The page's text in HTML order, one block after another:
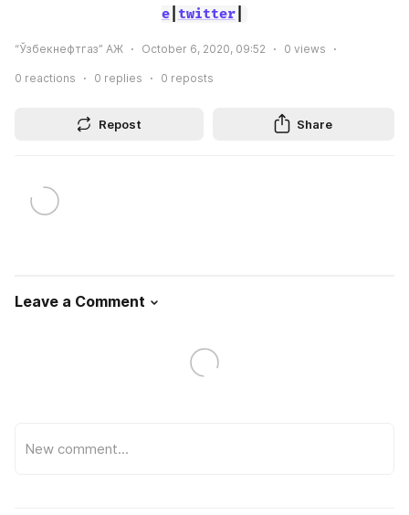
e| twitter|
“Ўзбекнефтгаз” АЖ October 6, 2020, 09:52 0 views
0 reactions 0 replies 0 reposts
Repost Share
Leave a Comment